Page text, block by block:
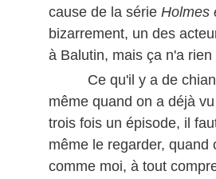
cause de la série Holmes
bizarrement, un des
à Balutin, mais ça n'a rien
Ce qu'il y a de
même quand on a déjà
trois fois un épisode, il
même le regarder, quand
comme moi, à tout